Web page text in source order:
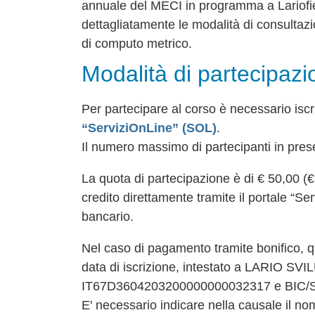
annuale del MECI in programma a
dettagliatamente le modalità di
di computo metrico.
Modalità di
Per partecipare al corso è necessario
“ServiziOnLine” (SOL).
Il numero massimo di partecipanti in
La quota di partecipazione è di € 50,00
credito direttamente tramite il portale
bancario.
Nel caso di pagamento tramite bonifico,
data di iscrizione, intestato a LARIO
IT67D3604203200000000032317 e BIC/
E' necessario indicare nella causale il